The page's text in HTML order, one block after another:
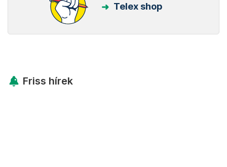
Telex shop
Friss hírek